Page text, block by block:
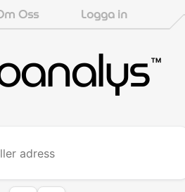
Oss Logga in
™